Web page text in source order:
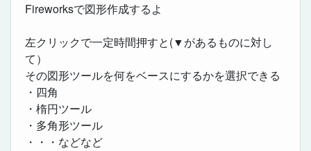
Fireworksで図形作成するよ
左クリックで一定時間押すと(▼があるものに対し
て）
その図形ツールを何をベースにするかを選択できる
・四角
・楕円ツール
・多角形ツール
・・・などなど